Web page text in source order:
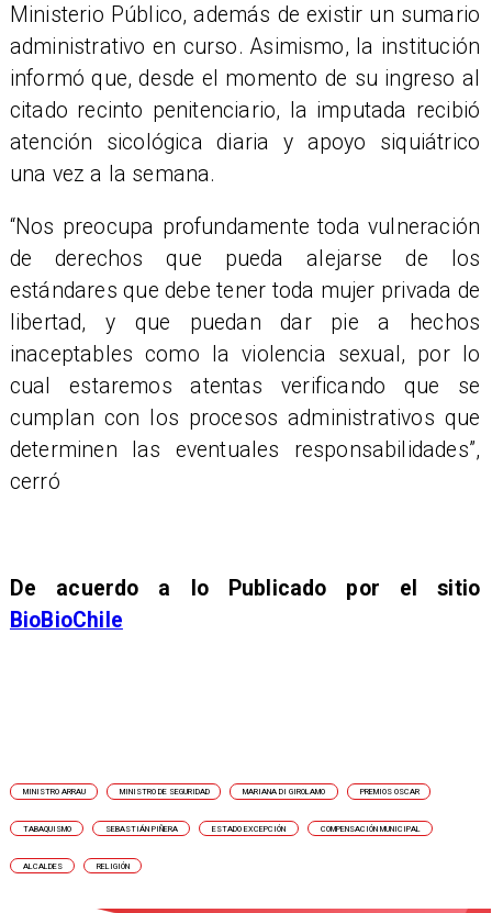
Ministerio Público, además de existir un sumario
administrativo en curso. Asimismo, la institución
informó que, desde el momento de su ingreso al
citado recinto penitenciario, la imputada recibió
atención sicológica diaria y apoyo siquiátrico
una vez a la semana.
​“Nos preocupa profundamente toda vulneración
de derechos que pueda alejarse de los
estándares que debe tener toda mujer privada de
libertad, y que puedan dar pie a hechos
inaceptables como la violencia sexual, por lo
cual estaremos atentas verificando que se
cumplan con los procesos administrativos que
determinen las eventuales responsabilidades”,
cerró
De acuerdo a lo Publicado por el sitio
BioBioChile
MINISTRO ARRAU MINISTRO DE SEGURIDAD MARIANA DI GIROLAMO PREMIOS OSCAR
TABAQUISMO SEBASTIÁN PIÑERA ESTADO EXCEPCIÓN COMPENSACIÓN MUNICIPAL
ALCALDES RELIGIÓN